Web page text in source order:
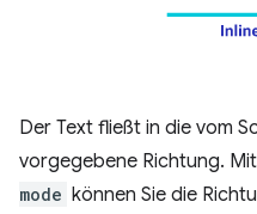
Der Text fließt in die vom
vorgegebene Richtung.
mode können Sie die